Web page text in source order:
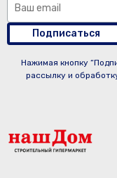
Подписаться
Нажимая кнопку
рассылку и